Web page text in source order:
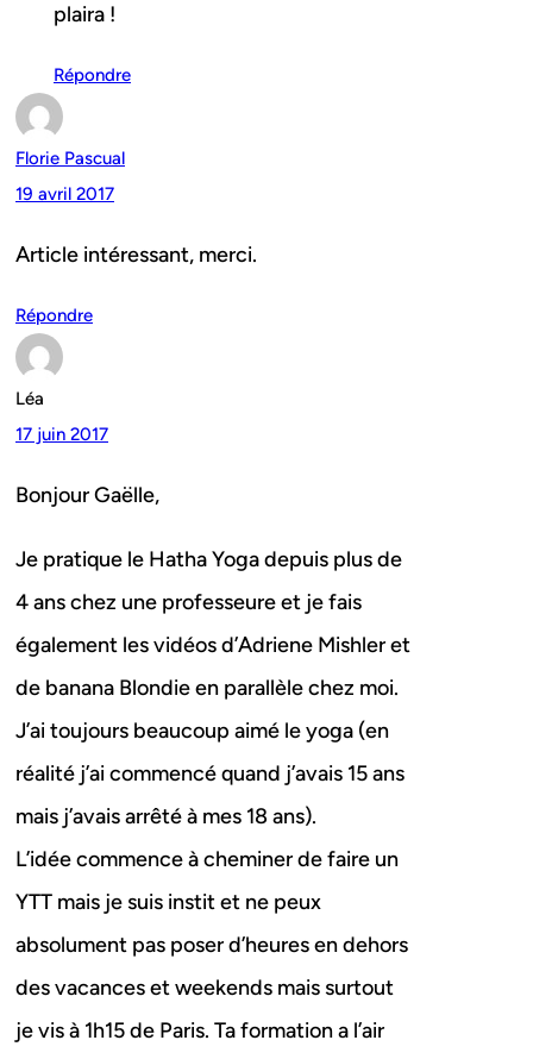
plaira !
Répondre
Florie Pascual
19 avril 2017
Article intéressant, merci.
Répondre
Léa
17 juin 2017
Bonjour Gaëlle,
Je pratique le Hatha Yoga depuis plus de
4 ans chez une professeure et je fais
également les vidéos d’Adriene Mishler et
de banana Blondie en parallèle chez moi.
J’ai toujours beaucoup aimé le yoga (en
réalité j’ai commencé quand j’avais 15 ans
mais j’avais arrêté à mes 18 ans).
L’idée commence à cheminer de faire un
YTT mais je suis instit et ne peux
absolument pas poser d’heures en dehors
des vacances et weekends mais surtout
je vis à 1h15 de Paris. Ta formation a l’air